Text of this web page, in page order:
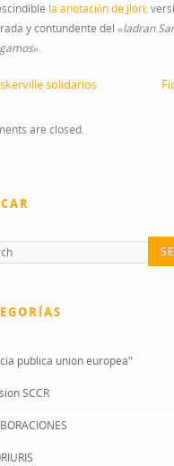
la anotación de Jlori;
y contundente del «ladran
.
solidarios
are closed.
publica union europea"
SCCR